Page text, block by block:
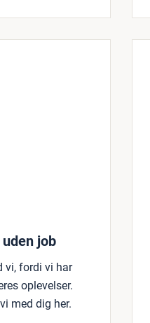
job
vi, fordi vi har
oplevelser.
med dig her.